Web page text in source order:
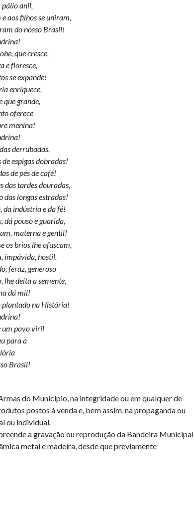
pálio anil,
aos filhos se uniram,
do nosso Brasil!
que cresce,
e floresce,
se expande!
enriquece,
que grande,
oferece
menina!
derrubadas,
espigas dobradas!
de pés de café!
das tardes douradas,
das longas estradas!
da indústria e da fé!
dá pouso e guarida,
materna e gentil!
os brios lhe ofuscam,
impávida, hostil.
feraz, generoso
lhe deita a semente,
dá mil!
plantado na História!
um povo viril
para a
Brasil!
do Município, na integridade ou em qualquer de
postos à venda e, bem assim, na propaganda ou
ou individual.
a gravação ou reprodução da Bandeira Municipal
metal e madeira, desde que previamente